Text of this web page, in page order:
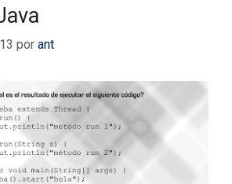
por ant